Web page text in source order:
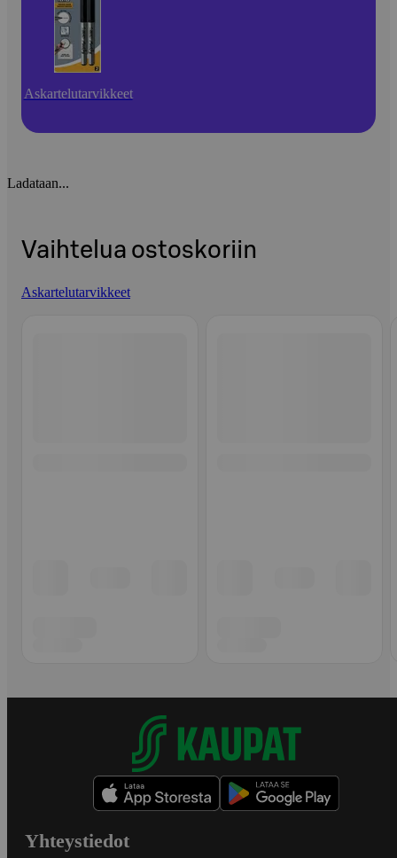
Askartelutarvikkeet
Ladataan...
Vaihtelua ostoskoriin
Askartelutarvikkeet
Yhteystiedot